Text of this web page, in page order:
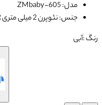
مدل: ZMbaby-605
جنس: نئوپرن 2 میلی متری SBR
رنگ :آبی